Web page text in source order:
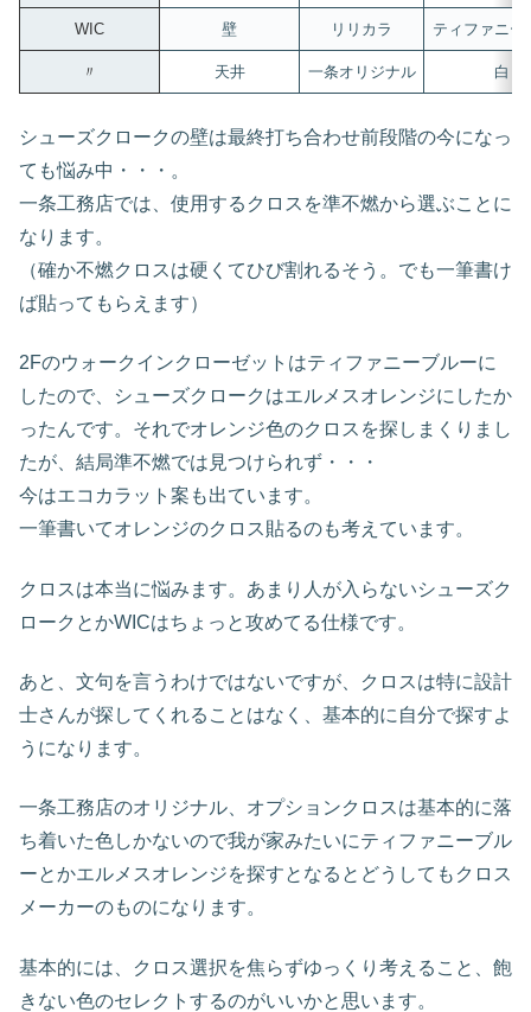
WIC 壁 リリカラ ティファニー
〃 天井 一条オリジナル 白
シューズクロークの壁は最終打ち合わせ前段階の今になっ
ても悩み中・・・。
一条工務店では、使用するクロスを準不燃から選ぶことに
なります。
（確か不燃クロスは硬くてひび割れるそう。でも一筆書け
ば貼ってもらえます）
2Fのウォークインクローゼットはティファニーブルーに
したので、シューズクロークはエルメスオレンジにしたか
ったんです。それでオレンジ色のクロスを探しまくりまし
たが、結局準不燃では見つけられず・・・
今はエコカラット案も出ています。
一筆書いてオレンジのクロス貼るのも考えています。
クロスは本当に悩みます。あまり人が入らないシューズク
ロークとかWICはちょっと攻めてる仕様です。
あと、文句を言うわけではないですが、クロスは特に設計
士さんが探してくれることはなく、基本的に自分で探すよ
うになります。
一条工務店のオリジナル、オプションクロスは基本的に落
ち着いた色しかないので我が家みたいにティファニーブル
ーとかエルメスオレンジを探すとなるとどうしてもクロス
メーカーのものになります。
基本的には、クロス選択を焦らずゆっくり考えること、飽
きない色のセレクトするのがいいかと思います。